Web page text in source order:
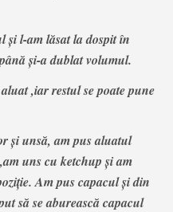
şi l-am lăsat la dospit în
și-a dublat volumul.
,iar restul se poate pune
şi unsă, am pus aluatul
uns cu ketchup şi am
Am pus capacul şi din
să se aburească capacul